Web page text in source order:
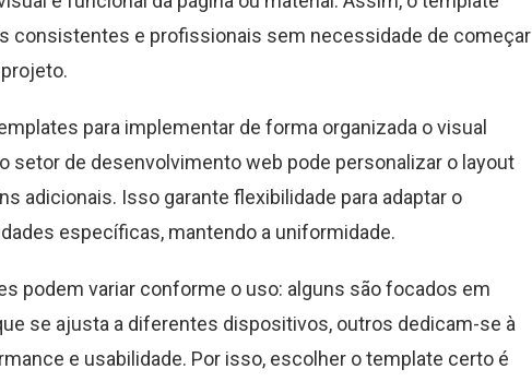
consistentes e profissionais sem necessidade de começar
para implementar de forma organizada o visual
setor de desenvolvimento web pode personalizar o layout
adicionais. Isso garante flexibilidade para adaptar o
específicas, mantendo a uniformidade.
podem variar conforme o uso: alguns são focados em
se ajusta a diferentes dispositivos, outros dedicam-se à
e usabilidade. Por isso, escolher o template certo é